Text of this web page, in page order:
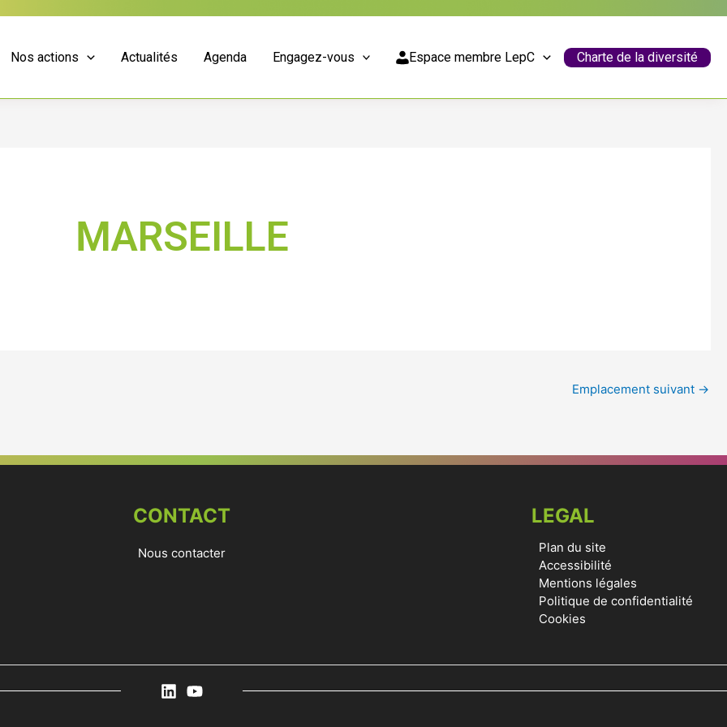
Nos actions Actualités Agenda Engagez-vous Espace membre LepC Charte de la diversité
MARSEILLE
Emplacement suivant →
CONTACT
Nous contacter
LEGAL
Plan du site
Accessibilité
Mentions légales
Politique de confidentialité
Cookies